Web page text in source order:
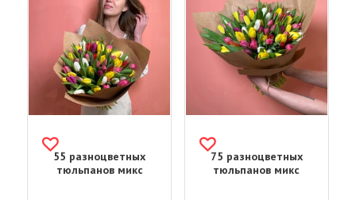
55 разноцветных
тюльпанов микс
75 разноцветных
тюльпанов микс